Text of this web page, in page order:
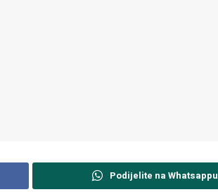
Podijelite na Whatsappu